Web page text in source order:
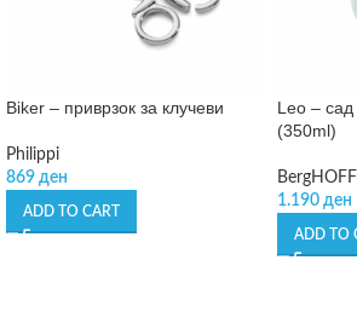
Biker – приврзок за клучеви
Philippi
869 ден
ADD TO CART
Leo –
(350ml)
BergHOFF
1.190 ден
ADD TO